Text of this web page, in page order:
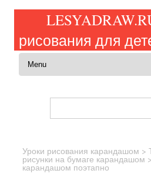
рисования для
Перейти к содержимому
Уроки рисования карандашом >
рисунки на бумаге карандашом >
карандашом поэтапно